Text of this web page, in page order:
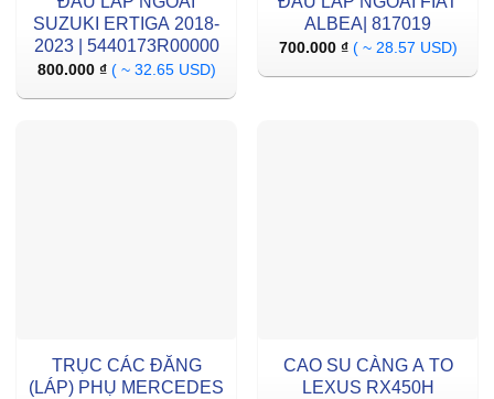
SUZUKI ERTIGA 2018-
2023 | 5440173R00000
800.000 ₫ ( ~ 32.65 USD)
ALBEA| 817019
700.000 ₫ ( ~ 28.57 USD)
TRỤC CÁC ĐĂNG
(LÁP) PHỤ MERCEDES
CAO SU CÀNG A TO
LEXUS RX450H